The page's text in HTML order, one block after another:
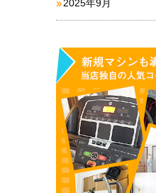
2025年9月